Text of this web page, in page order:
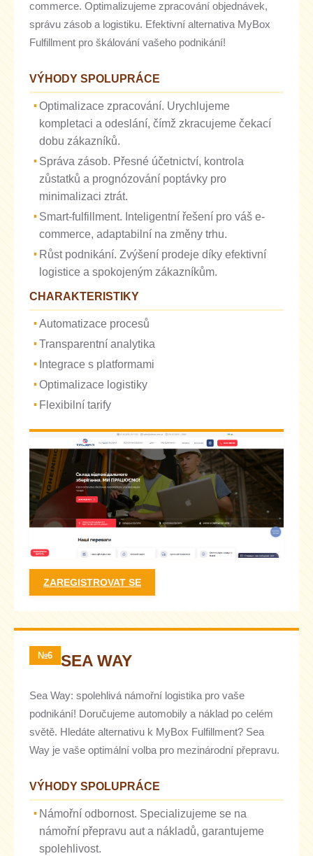
commerce. Optimalizujeme zpracování objednávek,
správu zásob a logistiku. Efektivní alternativa MyBox
Fulfillment pro škálování vašeho podnikání!
VÝHODY SPOLUPRÁCE
Optimalizace zpracování. Urychlujeme
kompletaci a odeslání, čímž zkracujeme čekací
dobu zákazníků.
Správa zásob. Přesné účetnictví, kontrola
zůstatků a prognózování poptávky pro
minimalizaci ztrát.
Smart-fulfillment. Inteligentní řešení pro váš e-
commerce, adaptabilní na změny trhu.
Růst podnikání. Zvýšení prodeje díky efektivní
logistice a spokojeným zákazníkům.
CHARAKTERISTIKY
Automatizace procesů
Transparentní analytika
Integrace s platformami
Optimalizace logistiky
Flexibilní tarify
ZAREGISTROVAT SE
№6 SEA WAY
Sea Way: spolehlivá námořní logistika pro vaše
podnikání! Doručujeme automobily a náklad po celém
světě. Hledáte alternativu k MyBox Fulfillment? Sea
Way je vaše optimální volba pro mezinárodní přepravu.
VÝHODY SPOLUPRÁCE
Námořní odbornost. Specializujeme se na
námořní přepravu aut a nákladů, garantujeme
spolehlivost.